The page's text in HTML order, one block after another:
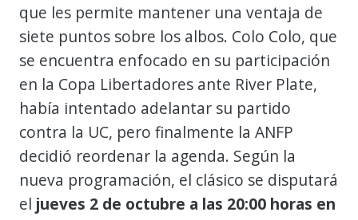
que les permite mantener una ventaja de
siete puntos sobre los albos. Colo Colo, que
se encuentra enfocado en su participación
en la Copa Libertadores ante River Plate,
había intentado adelantar su partido
contra la UC, pero finalmente la ANFP
decidió reordenar la agenda. Según la
nueva programación, el clásico se disputará
el jueves 2 de octubre a las 20:00 horas en